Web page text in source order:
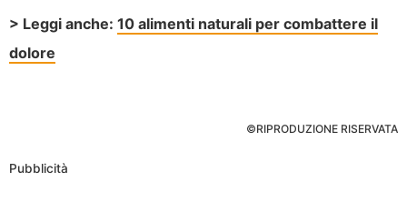
> Leggi anche: 10 alimenti naturali per combattere il
dolore
©RIPRODUZIONE RISERVATA
Pubblicità